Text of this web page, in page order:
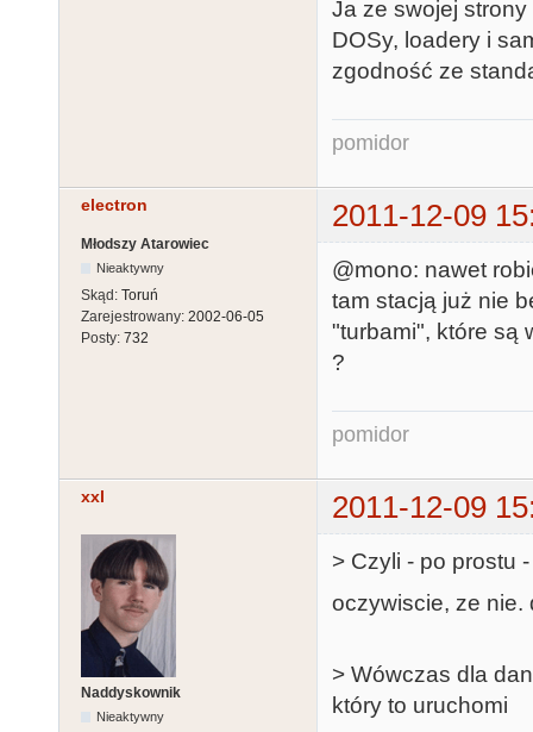
Ja ze swojej strony
DOSy, loadery i
zgodność ze
pomidor
electron 2011-12-09
Młodszy Atarowiec
Nieaktywny
Skąd: Toruń
Zarejestrowany: 2002-06-05
Posty: 732
@mono: nawet
tam stacją już nie
"turbami", które są
?
pomidor
xxl 2011-12-09
Naddyskownik
Nieaktywny
> Czyli - po prostu
oczywiscie, ze nie.
> Wówczas dla
który to uruchomi